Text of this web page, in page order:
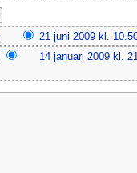
21 juni 2009 kl.
14 januari 2009 kl.